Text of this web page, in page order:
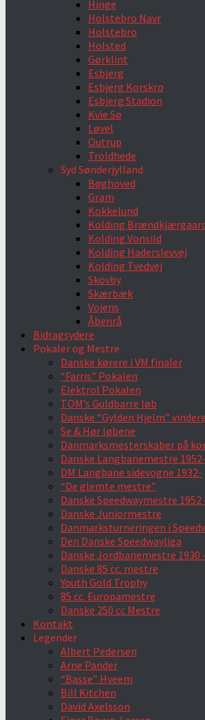
Hinge
Holstebro Navr
Holstebro
Holsted
Gørklint
Esbjerg
Esbjerg Korskro
Esbjerg Stadion
Kvie Sø
Løvel
Outrup
Troldhede
Syd Sønderjylland
Bøghoved
Gram
Kokkelund
Kolding
Kolding Vonsild
Kolding Haderslevvej
Kolding Tvedvej
Skovby
Skærbæk
Vojens
Åbenrå
Bidragsydere
Pokaler og Mestre
Danske kørere i VM finaler
“Farris” Pokalen
Elektrol Pokalen
TOM’s Guldbarre løb
Danske “Gylden Hjelm” vindere
Se & Hør løbene
Danmarksmesterskaber på
Danske Langbanemestre 1952-
DM Langbane sidevogne 1932-
“De glemte mestre”
Danske Speedwaymestre 1952
Danske Juniormestre
Danmarksturneringen i
Den Danske Speedwayliga
Danske Jordbanemestre 1930
Danske 85 cc. mestre
Youth Gold Trophy
85 cc. Europamestre
Danske 250 cc Mestre
Kontakt
Legender
Albert Pedersen
Arne Pander
“Basse” Hveem
Bill Kitchen
David Axelsson